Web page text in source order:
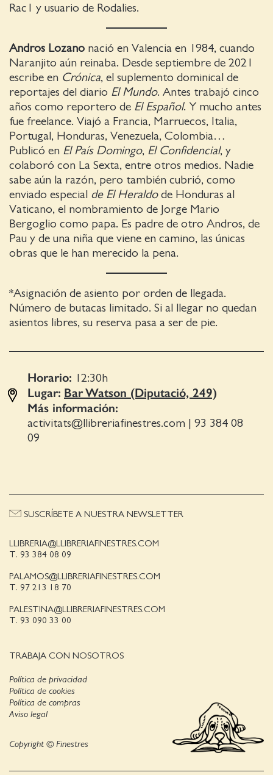
Rac1 y usuario de Rodalies.
Andros Lozano nació en Valencia en 1984, cuando
Naranjito aún reinaba. Desde septiembre de 2021
escribe en Crónica, el suplemento dominical de
reportajes del diario El Mundo. Antes trabajó cinco
años como reportero de El Español. Y mucho antes
fue freelance. Viajó a Francia, Marruecos, Italia,
Portugal, Honduras, Venezuela, Colombia…
Publicó en El País Domingo, El Confidencial, y
colaboró con La Sexta, entre otros medios. Nadie
sabe aún la razón, pero también cubrió, como
enviado especial de El Heraldo de Honduras al
Vaticano, el nombramiento de Jorge Mario
Bergoglio como papa. Es padre de otro Andros, de
Pau y de una niña que viene en camino, las únicas
obras que le han merecido la pena.
*Asignación de asiento por orden de llegada.
Número de butacas limitado. Si al llegar no quedan
asientos libres, su reserva pasa a ser de pie.
Horario: 12:30 h
Lugar: Bar Watson (Diputació, 249)
Más información:
activitats@llibreriafinestres.com
93 384 08
09
LLIBRERIA@LLIBRERIAFINESTRES.COM
T. 93 384 08 09
PALAMOS@LLIBRERIAFINESTRES.COM
T. 97 213 18 70
PALESTINA@LLIBRERIAFINESTRES.COM
T. 93 090 33 00
TRABAJA CON NOSOTROS
SUSCRÍBETE A NUESTRA NEWSLETTER
Política de privacidad
Política de cookies
Aviso legal
Política de compras
Copyright © Finestres